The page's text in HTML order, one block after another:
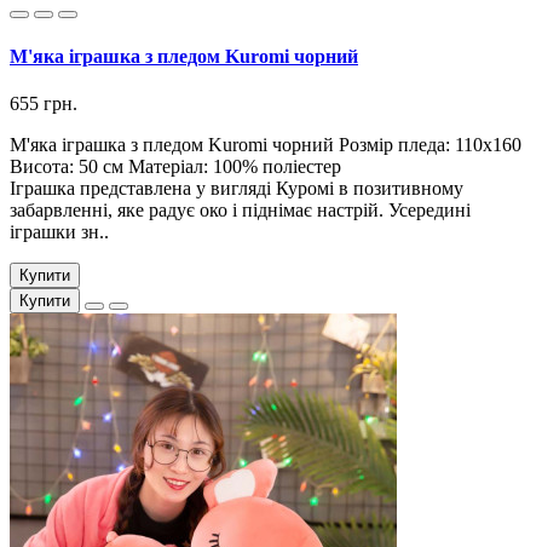
М'яка іграшка з пледом Kuromi чорний
655 грн.
М'яка іграшка з пледом Kuromi чорний Розмір пледа: 110х160
Висота: 50 см Матеріал: 100% поліестер
Іграшка представлена ​​у вигляді Куромі в позитивному
забарвленні, яке радує око і піднімає настрій. Усередині
іграшки зн..
Купити
Купити